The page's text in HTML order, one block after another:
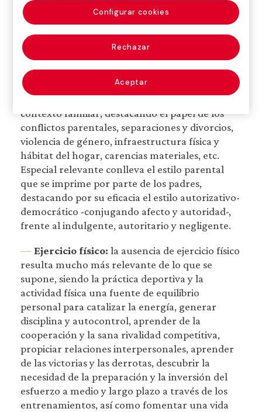
como factores de índole más ambiental, frente
a los cuales podemos intervenir mejor a través
de pautas educativas a implementar,
Encontramos:
— Ambiente familiar:los hijos son
absolutamente sensibles a facto-res como el
contexto familiar, destacando el papel de los
conflictos parentales, separaciones y divorcios,
violencia de género, infraestructura física y
hábitat del hogar, carencias materiales, etc.
Especial relevante conlleva el estilo parental
que se imprime por parte de los padres,
destacando por su eficacia el estilo autorizativo-
democrático -conjugando afecto y autoridad-,
frente al indulgente, autoritario y negligente.
—Ejercicio físico: la ausencia de ejercicio físico
resulta mucho más relevante de lo que se
supone, siendo la práctica deportiva y la
actividad física una fuente de equilibrio
personal para catalizar la energía, generar
disciplina y autocontrol, aprender de la
cooperación y la sana rivalidad competitiva,
propiciar relaciones interpersonales, aprender
de las victorias y las derrotas, descubrir la
necesidad de la preparación y la inversión del
esfuerzo a medio y largo plazo a través de los
entrenamientos, así como fomentar una vida
Rechazar
Aceptar
Configurar cookies